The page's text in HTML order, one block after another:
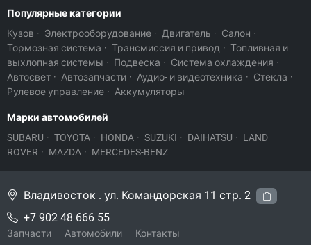
Популярные категории
Кузов · Электрооборудование · Двигатель · Салон ·
Тормозная система · Трансмиссия и привод · Топливная и
выхлопная системы · Подвеска · Система охлаждения ·
Автосвет · Автозапчасти · Аудио- и видеотехника · Стекла ·
Рулевое управление · Аккумуляторы
Марки автомобилей
SUBARU · TOYOTA · HONDA · SUZUKI · DAIHATSU · LAND
ROVER · MAZDA · MERCEDES-BENZ
Владивосток . ул. Командорская 11 стр. 2
+7 902 48 666 55
Запчасти Автомобили Контакты